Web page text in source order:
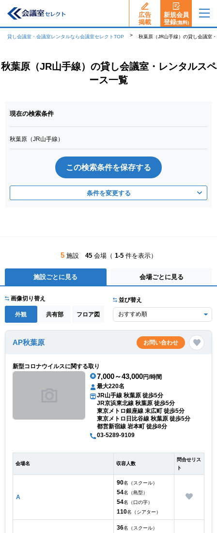
広告
揭載
新規会員
登録(無料)
貸し会議室・会議室レンタルなら会議室セレクトTOP 秋葉原（JR山手線）の貸し会議室
秋葉原（JR山手線）の貸し会議室・レンタルスペ
ース一覧
現在の検索条件
秋葉原（JR山手線）
この検索条件を保存する
条件を変更する
5施設 45会場（ 1-5件を表示）
施設ごとに見る 会場ごとに見る
画像切り替え
外観 共有部 フロア図
並び替え
AP秋葉原 お問い合わせ
新型コロナウイルスに関する取り
7,000～43,000円/時間
最大220名
JR山手線 秋葉原 徒歩5分
JR京浜東北線 秋葉原 徒歩5分
東京メトロ銀座線 末広町 徒歩5分
東京メトロ日比谷線 秋葉原 徒歩5分
都営新宿線 岩本町 徒歩8分
03-5289-9109
会場名 収容人数
問合せリス
ト
A
90名（スクール）
54名（島型）
54名（口の字）
110名（シアター）
36名（スクール）